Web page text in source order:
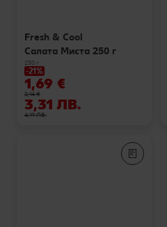
Fresh & Cool
Салата Миста 250 г
250 г
-21%
1,69 €
2,14 €
3,31 ЛВ.
4,19 ЛВ.